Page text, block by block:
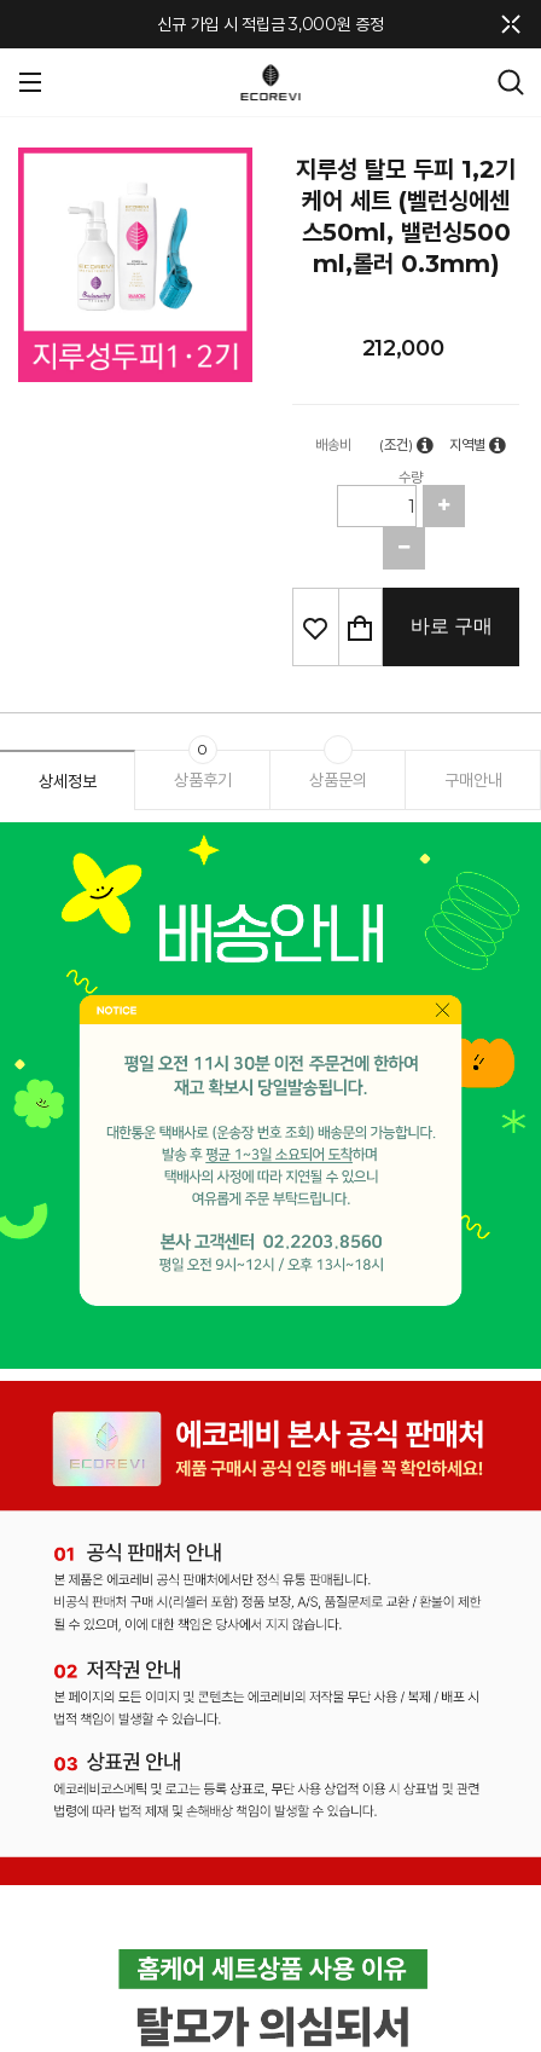
신규 가입 시 적립금 3,000원 증정
지루성 탈모 두피 1,2기
케어 세트 (벨런싱에센
스50ml, 밸런싱500
ml,롤러 0.3mm)
212,000
배송비 (조건)
지역별
수량
바로 구매
상세정보 상품후기
0
상품문의 구매안내